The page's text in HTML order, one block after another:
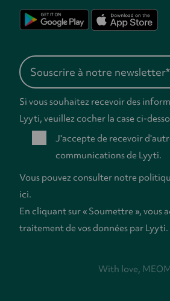
Si vous souhaitez recevoir des
Lyyti, veuillez cocher la case ci-
J'accepte de recevoir
communications de Lyyti.
Vous pouvez consulter notre
ici.
En cliquant sur « Soumettre », vous
traitement de vos données par Lyyti.
With love,